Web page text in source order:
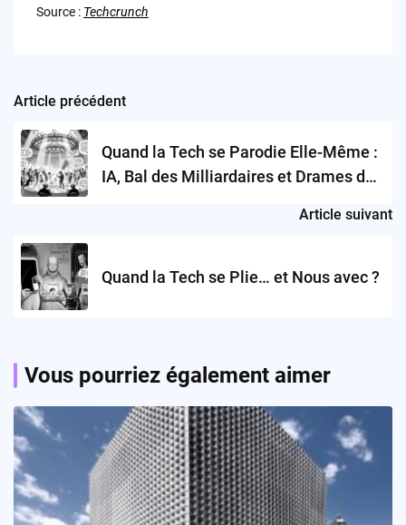
Source : Techcrunch
Post
navigation
Article précédent
Quand la Tech se Parodie Elle-Même :
IA, Bal des Milliardaires et Drames de
Article suivant
Quand la Tech se Plie… et Nous avec ?
Vous pourriez également aimer